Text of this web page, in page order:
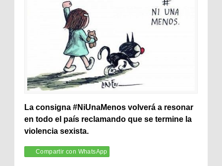
La consigna #NiUnaMenos volverá a resonar
en todo el país reclamando que se termine la
violencia sexista.
Compartir con WhatsApp